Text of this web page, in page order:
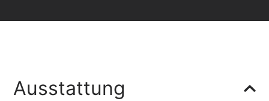
Ausstattung